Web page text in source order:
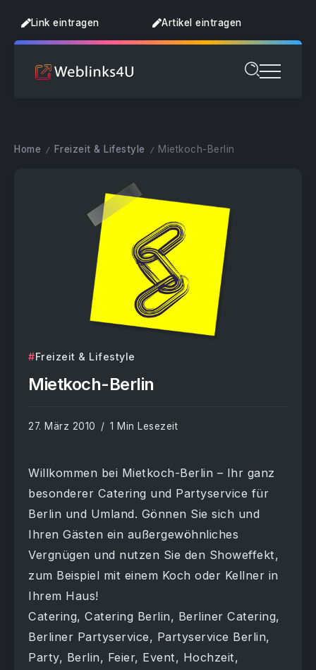
Link eintragen Artikel eintragen
Home / Freizeit & Lifestyle / Mietkoch-Berlin
Freizeit & Lifestyle
Mietkoch-Berlin
27. März 2010 1 Min Lesezeit
Willkommen bei Mietkoch-Berlin – Ihr ganz
besonderer Catering und Partyservice für
Berlin und Umland. Gönnen Sie sich und
Ihren Gästen ein außergewöhnliches
Vergnügen und nutzen Sie den Showeffekt,
zum Beispiel mit einem Koch oder Kellner in
Ihrem Haus!
Catering, Catering Berlin, Berliner Catering,
Berliner Partyservice, Partyservice Berlin,
Party, Berlin, Feier, Event, Hochzeit,